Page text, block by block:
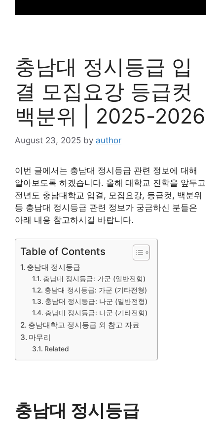
충남대 정시등급 입
결 모집요강 등급컷
백분위 | 2025-2026
August 23, 2025 by author
이번 글에서는 충남대 정시등급 관련 정보에 대해
알아보도록 하겠습니다. 올해 대학교 진학을 앞두고
전년도 충남대학교 입결, 모집요강, 등급컷, 백분위
등 충남대 정시등급 관련 정보가 궁금하신 분들은
아래 내용 참고하시길 바랍니다.
Table of Contents
충남대 정시등급
충남대 정시등급: 가군 (일반전형)
충남대 정시등급: 가군 (기타전형)
충남대 정시등급: 나군 (일반전형)
충남대 정시등급: 나군 (기타전형)
충남대학교 정시등급 외 참고 자료
마무리
Related
충남대 정시등급